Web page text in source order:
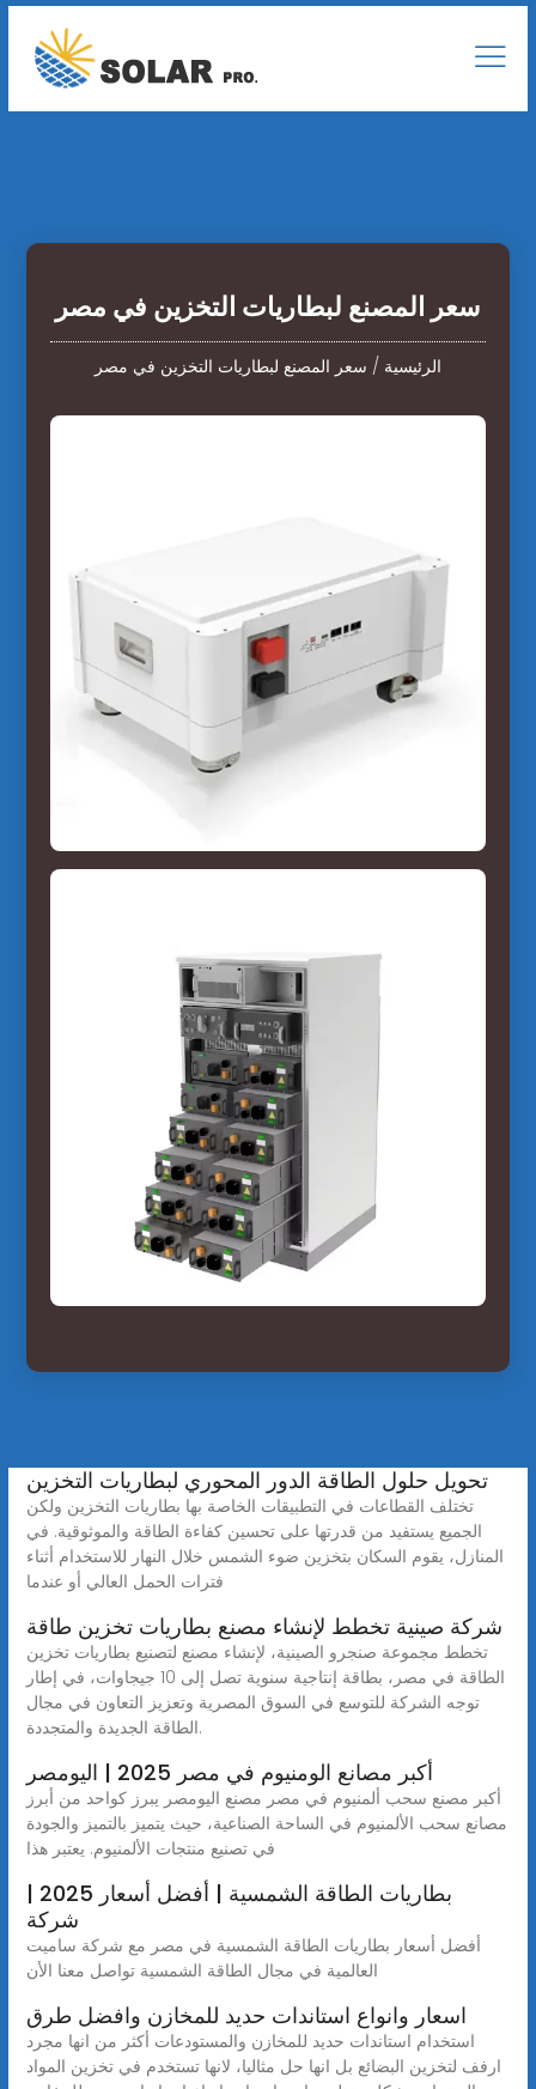
سعر المصنع لبطاريات التخزين في مصر
الرئيسية / سعر المصنع لبطاريات التخزين في مصر
تحويل حلول الطاقة الدور المحوري لبطاريات التخزين
تختلف القطاعات في التطبيقات الخاصة بها بطاريات التخزين ولكن
الجميع يستفيد من قدرتها على تحسين كفاءة الطاقة والموثوقية. في
المنازل، يقوم السكان بتخزين ضوء الشمس خلال النهار للاستخدام أثناء
فترات الحمل العالي أو عندما
شركة صينية تخطط لإنشاء مصنع بطاريات تخزين طاقة
تخطط مجموعة صنجرو الصينية، لإنشاء مصنع لتصنيع بطاريات تخزين
الطاقة في مصر، بطاقة إنتاجية سنوية تصل إلى 10 جيجاوات، في إطار
توجه الشركة للتوسع في السوق المصرية وتعزيز التعاون في مجال
الطاقة الجديدة والمتجددة.
أكبر مصانع الومنيوم في مصر 2025 | اليومصر
أكبر مصنع سحب ألمنيوم في مصر مصنع اليومصر يبرز كواحد من أبرز
مصانع سحب الألمنيوم في الساحة الصناعية، حيث يتميز بالتميز والجودة
في تصنيع منتجات الألمنيوم. يعتبر هذا
بطاريات الطاقة الشمسية | أفضل أسعار 2025 |
شركة
أفضل أسعار بطاريات الطاقة الشمسية في مصر مع شركة ساميت
العالمية في مجال الطاقة الشمسية تواصل معنا الأن
اسعار وانواع استاندات حديد للمخازن وافضل طرق
استخدام استاندات حديد للمخازن والمستودعات أكثر من انها مجرد
ارفف لتخزين البضائع بل انها حل مثاليا، لانها تستخدم في تخزين المواد